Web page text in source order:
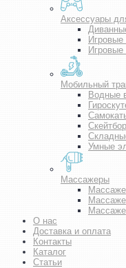
Аксессуары
Мобильный
Водные
Умные
Массажеры
О нас
Доставка и оплата
Контакты
Каталог
Статьи